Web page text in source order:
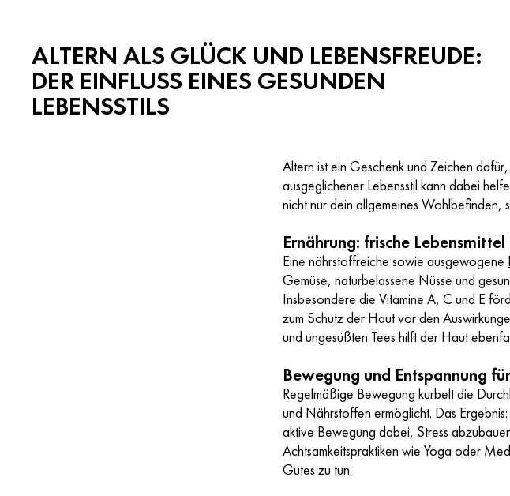
ALTERN ALS GLÜCK UND LEBENSFREUDE:
DER EINFLUSS EINES GESUNDEN
LEBENSSTILS
Altern ist ein Geschenk und Zeichen
ausgeglichener Lebensstil kann dabei
nicht nur dein allgemeines Wohlbefinden,
Ernährung: frische
Eine nährstoffreiche sowie ausgewogene
Gemüse, naturbelassene Nüsse und
Insbesondere die Vitamine A, C und E
zum Schutz der Haut vor den
und ungesüßten Tees hilft der Haut
Bewegung und Entspannung
Regelmäßige Bewegung kurbelt die
und Nährstoffen ermöglicht. Das
aktive Bewegung dabei, Stress
Achtsamkeitspraktiken wie Yoga oder
Gutes zu tun.